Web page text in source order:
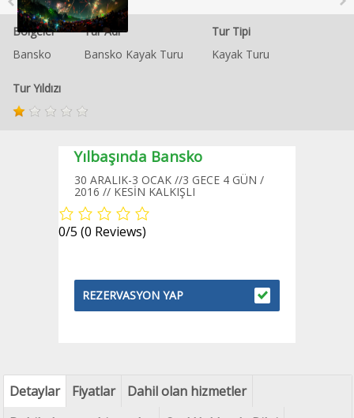
Bölgeler
Bansko
Tur Adı
Bansko Kayak Turu
Tur Tipi
Kayak Turu
Tur Yıldızı
Yılbaşında Bansko
30 ARALIK-3 OCAK //3 GECE 4 GÜN /
2016 // KESİN KALKIŞLI
0/5 (0 Reviews)
REZERVASYON YAP
Detaylar Fiyatlar
Dahil olan hizmetler